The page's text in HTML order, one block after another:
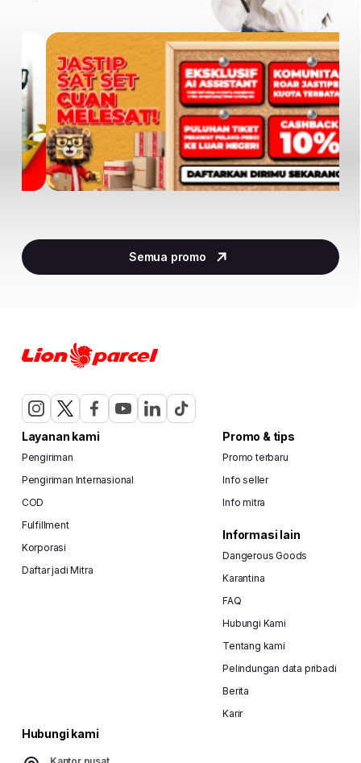
2
of
Semua promo
Layanan kami
Pengiriman
Pengiriman Internasional
COD
Fulfillment
Korporasi
Daftar jadi Mitra
Promo & tips
Promo terbaru
Info seller
Info mitra
Informasi lain
Dangerous Goods
Karantina
FAQ
Hubungi Kami
Tentang kami
Pelindungan data pribadi
Berita
Karir
Hubungi kami